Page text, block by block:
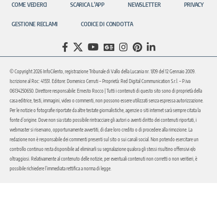
COME VEDERCI SCARICA L’APP NEWSLETTER PRIVACY
GESTIONE RECLAMI CODICE DI CONDOTTA
© Copyright 2026 InfoCilento, registrazione Tribunale di Vallo della Lucania nr. 1/09 del 12 Gennaio 2009.
Iscrizione al Roc: 41551. Editore: Domenico Cerruti – Proprietà: Red Digital Communication S.r.l. – P.iva
06134250650. Direttore responsabile: Ernesto Rocco | Tutti i contenuti di questo sito sono di proprietà della
casa editrice, testi, immagini, video o commenti, non possono essere utilizzati senza espressa autorizzazione.
Per le notizie o fotografie riportate da altre testate giornalistiche, agenzie o siti internet sarà sempre citata la
fonte d’origine. Dove non sia stato possibile rintracciare gli autori o aventi diritto dei contenuti riportati, i
webmaster si riservano, opportunamente avvertiti, di dare loro credito o di procedere alla rimozione. La
redazione non è responsabile dei commenti presenti sul sito o sui canali social. Non potendo esercitare un
controllo continuo resta disponibile ad eliminarli su segnalazione qualora gli stessi risultino offensivi e/o
oltraggiosi. Relativamente al contenuto delle notizie, per eventuali contenuti non corretti o non veritieri, è
possibile richiedere l’immediata rettifica a norma di legge.